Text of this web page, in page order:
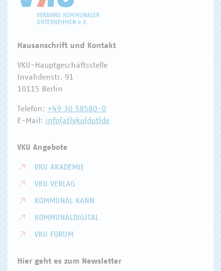
Hausanschrift und Kontakt
VKU-Hauptgeschäftsstelle
Invalidenstr. 91
10115 Berlin
Telefon: +49 30 58580-0
E-Mail: info(at)vku(dot)de
VKU Angebote
VKU AKADEMIE
VKU VERLAG
KOMMUNAL KANN
KOMMUNALDIGITAL
VKU FORUM
Hier geht es zum Newsletter